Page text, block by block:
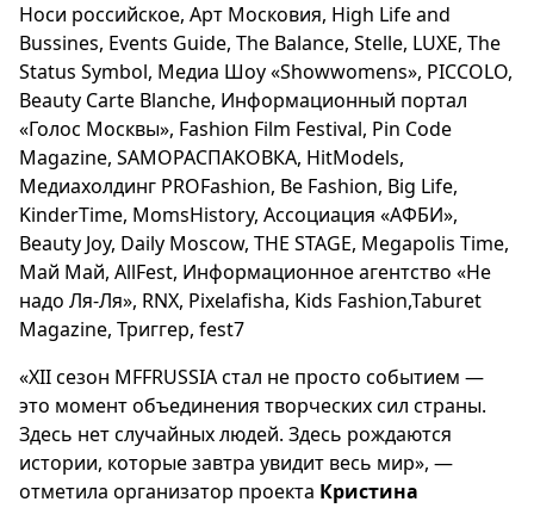
Носи российское, Арт Московия, High Life and
Bussines, Events Guide, The Balance, Stelle, LUXE, The
Status Symbol, Медиа Шоу «Showwomens», PICCOLO,
Beauty Carte Blanche, Информационный портал
«Голос Москвы», Fashion Film Festival, Pin Code
Magazine, SAMOРАСПАКОВКА, HitModels,
Медиахолдинг PROFashion, Be Fashion, Big Life,
KinderTime, MomsHistory, Ассоциация «АФБИ»,
Beauty Joy, Daily Moscow, THE STAGE, Megapolis Time,
Май Май, AllFest, Информационное агентство «Не
надо Ля-Ля», RNX, Pixelafisha, Kids Fashion,Taburet
Magazine, Триггер, fest7
«XII сезон MFFRUSSIA стал не просто событием —
это момент объединения творческих сил страны.
Здесь нет случайных людей. Здесь рождаются
истории, которые завтра увидит весь мир», —
отметила организатор проекта Кристина